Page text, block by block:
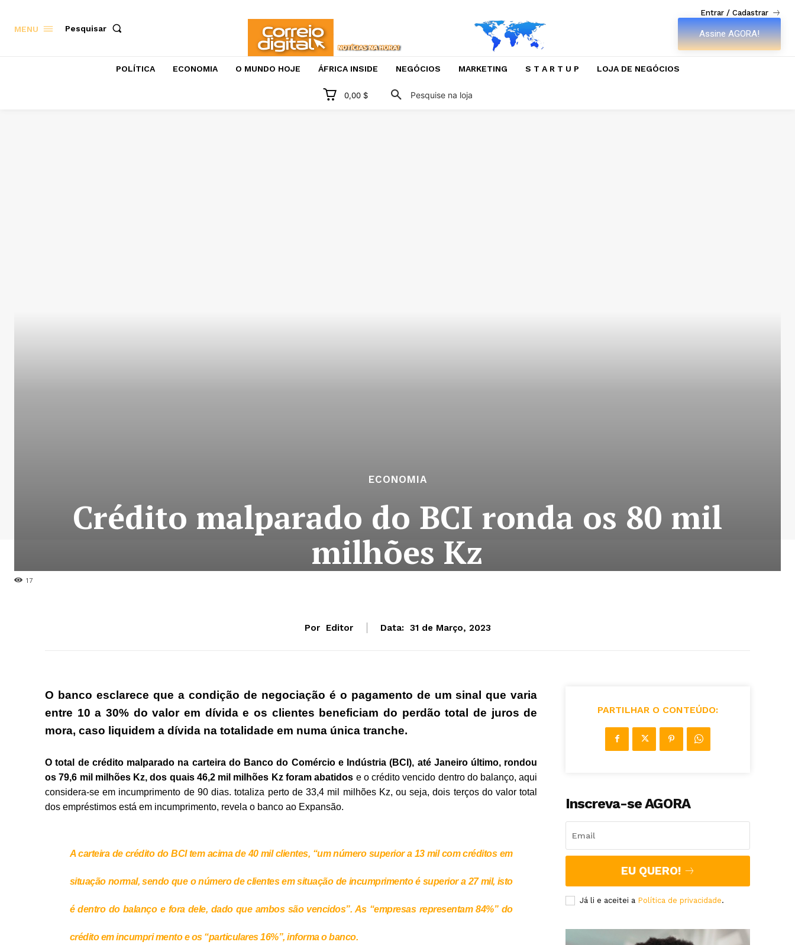
MENU Pesquisar
Entrar / Cadastrar
Assine AGORA!
POLÍTICA ECONOMIA O MUNDO HOJE ÁFRICA INSIDE NEGÓCIOS MARKETING S T A R T U P LOJA DE NEGÓCIOS
0,00 $ Pesquise na loja
17
ECONOMIA
Crédito malparado do BCI ronda os 80 mil
milhões Kz
Por Editor Data: 31 de Março, 2023
O banco esclarece que a condição de negociação é o pagamento de um sinal que varia
entre 10 a 30% do valor em dívida e os clientes beneficiam do perdão total de juros de
mora, caso liquidem a dívida na totalidade em numa única tranche.
O total de crédito malparado na carteira do Banco do Comércio e Indústria (BCI), até Janeiro último, rondou
os 79,6 mil milhões Kz, dos quais 46,2 mil milhões Kz foram abatidos e o crédito vencido dentro do balanço, aqui
considera-se em incumprimento de 90 dias. totaliza perto de 33,4 mil milhões Kz, ou seja, dois terços do valor total
dos empréstimos está em incumprimento, revela o banco ao Expansão.
A carteira de crédito do BCI tem acima de 40 mil clientes, “um número superior a 13 mil com créditos em
situação normal, sendo que o número de clientes em situação de incumprimento é superior a 27 mil, isto
é dentro do balanço e fora dele, dado que ambos são vencidos”. As “empresas representam 84%” do
crédito em incumpri mento e os “particulares 16%”, informa o banco.
PARTILHAR O CONTEÚDO:
Inscreva-se AGORA
EU QUERO!
Já li e aceitei a Política de privacidade.